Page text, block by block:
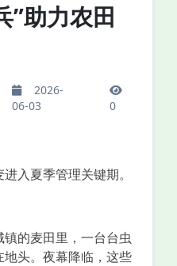
”助力农田
2026-
06-03
0
夏季管理关键期。
的麦田里，一台台虫
头。夜幕降临，这些